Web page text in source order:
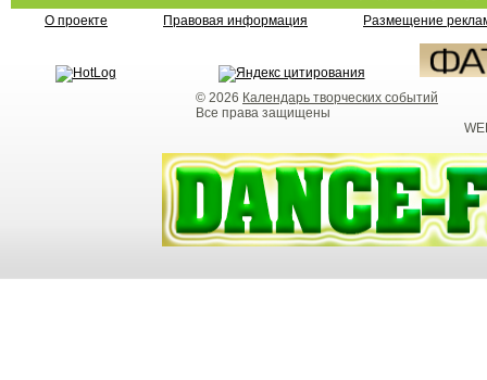
О проекте Правовая информация Размещение
© 2026 Календарь творческих событий
Все права защищены